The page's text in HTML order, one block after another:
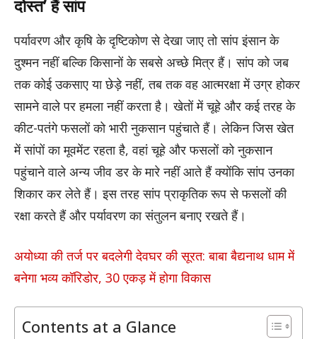
दोस्त’ हैं सांप
पर्यावरण और कृषि के दृष्टिकोण से देखा जाए तो सांप इंसान के
दुश्मन नहीं बल्कि किसानों के सबसे अच्छे मित्र हैं। सांप को जब
तक कोई उकसाए या छेड़े नहीं, तब तक वह आत्मरक्षा में उग्र होकर
सामने वाले पर हमला नहीं करता है। खेतों में चूहे और कई तरह के
कीट-पतंगे फसलों को भारी नुकसान पहुंचाते हैं। लेकिन जिस खेत
में सांपों का मूवमेंट रहता है, वहां चूहे और फसलों को नुकसान
पहुंचाने वाले अन्य जीव डर के मारे नहीं आते हैं क्योंकि सांप उनका
शिकार कर लेते हैं। इस तरह सांप प्राकृतिक रूप से फसलों की
रक्षा करते हैं और पर्यावरण का संतुलन बनाए रखते हैं।
अयोध्या की तर्ज पर बदलेगी देवघर की सूरत: बाबा बैद्यनाथ धाम में
बनेगा भव्य कॉरिडोर, 30 एकड़ में होगा विकास
Contents at a Glance